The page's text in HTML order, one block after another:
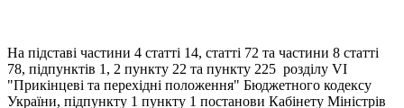
На підставі частини 4 статті 14, статті 72 та частини 8 статті
78, підпунктів 1, 2 пункту 22 та пункту 225 розділу VI
"Прикінцеві та перехідні положення" Бюджетного кодексу
України, підпункту 1 пункту 1 постанови Кабінету Міністрів